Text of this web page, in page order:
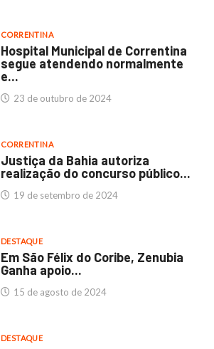
CORRENTINA
Hospital Municipal de Correntina
segue atendendo normalmente
e...
23 de outubro de 2024
CORRENTINA
Justiça da Bahia autoriza
realização do concurso público...
19 de setembro de 2024
DESTAQUE
Em São Félix do Coribe, Zenubia
Ganha apoio...
15 de agosto de 2024
DESTAQUE